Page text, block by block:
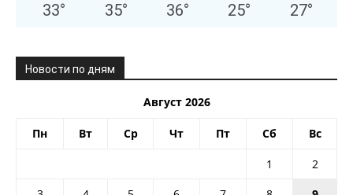
33° 35° 36° 25° 27°
Новости по дням
Август 2026
Пн Вт Ср Чт Пт Сб Вс
1
2